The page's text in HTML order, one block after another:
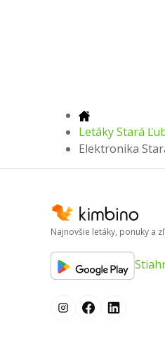
Letáky Stará
Elektronika
Najnovšie letáky, ponuky a